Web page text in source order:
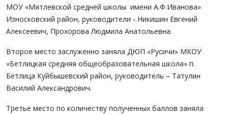
МОУ «Мятлевской средней школы имени А.Ф.Иванова»
Износковский район, руководители - Никишин Евгений
Алексеевич, Прохорова Людмила Анатольевна.
Второе место заслуженно заняла ДЮП «Русичи» МКОУ
«Бетлицкая средняя общеобразовательная школа» п.
Бетлица Куйбышевский район, руководитель – Татулин
Василий Александрович.
Третье место по количеству полученных баллов заняла